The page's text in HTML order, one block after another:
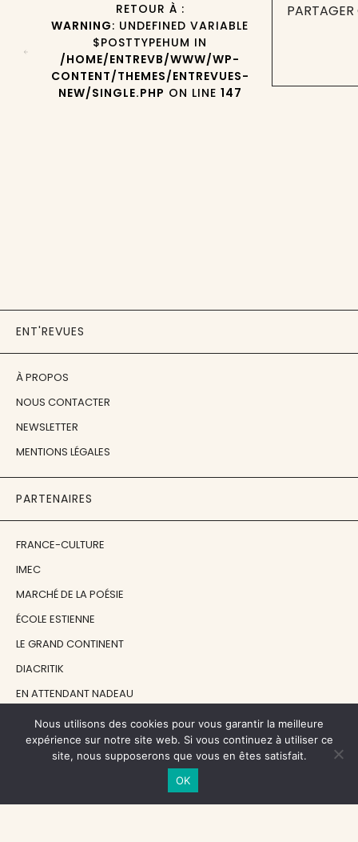
RETOUR À :
WARNING: UNDEFINED VARIABLE
$POSTTYPEHUM IN
/HOME/ENTREVB/WWW/WP-
CONTENT/THEMES/ENTREVUES-
NEW/SINGLE.PHP ON LINE 147
ENT'REVUES
À PROPOS
NOUS CONTACTER
NEWSLETTER
MENTIONS LÉGALES
PARTENAIRES
FRANCE-CULTURE
IMEC
MARCHÉ DE LA POÉSIE
ÉCOLE ESTIENNE
LE GRAND CONTINENT
DIACRITIK
EN ATTENDANT NADEAU
NOS SOUTIENS
Nous utilisons des cookies pour vous garantir la meilleure
expérience sur notre site web. Si vous continuez à utiliser ce
site, nous supposerons que vous en êtes satisfait.
OK